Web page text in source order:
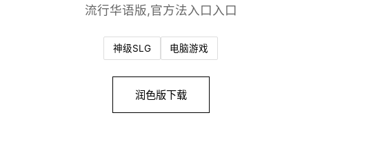
流行华语版,官方法入口入口
神级SLG 电脑游戏
润色版下载